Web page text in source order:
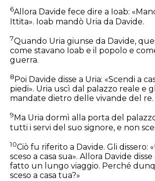
6Allora Davide fece dire a Ioab:
Ittita». Ioab mandò Uria da Davide.
7Quando Uria giunse da Davide,
come stavano Ioab e il popolo e
guerra.
8 Poi Davide disse a Uria: «Scendi a
piedi». Uria uscì dal palazzo reale e
mandate dietro delle vivande del re.
9 Ma Uria dormì alla porta del
tutti i servi del suo signore, e non
10Ciò fu riferito a Davide. Gli dissero:
sceso a casa sua». Allora Davide
fatto un lungo viaggio. Perché
sceso a casa tua?»